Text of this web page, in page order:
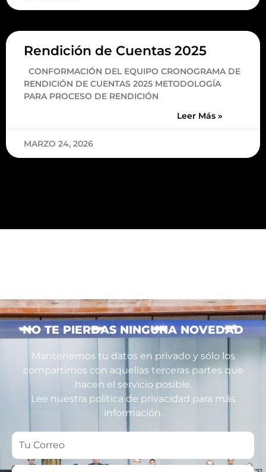
Rendición de Cuentas 2025
CONFORMACIÓN DEL EQUIPO CRONOGRAMA DE
RENDICIÓN DE CUENTAS 2025 METODOLOGÍA
PARA PROCESO DE RENDICIÓN
Leer Más »
MARZO 24, 2026
NO TE PIERDAS NINGUNA NOVEDAD
Mantenemos tu datos en privado y sólo los
compartimos con aquellas terceras partes que
hacen el servicio posible.
Lee nuestra política de privacidad para más
información.
Tu
Correo